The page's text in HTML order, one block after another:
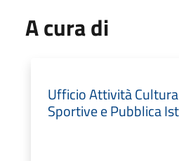
A cura di
Ufficio Attività
Sportive e Pubblica